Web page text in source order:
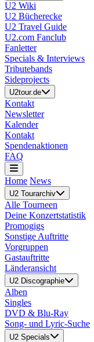
U2 Wiki
U2 Bücherecke
U2 Travel Guide
U2.com Fanclub
Fanletter
Specials & Interviews
Tributebands
Sideprojects
U2tour.de
Kontakt
Newsletter
Kalender
Kontakt
Spendenaktionen
FAQ
Home News
U2 Tourarchiv
Alle Tourneen
Deine Konzertstatistik
Promogigs
Sonstige Auftritte
Vorgruppen
Gastauftritte
Länderansicht
U2 Discographie
Alben
Singles
DVD & Blu-Ray
Song- und Lyric-Suche
U2 Specials